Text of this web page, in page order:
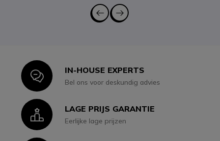
IconIN-HOUSE EXPERTS
Bel ons voor deskundig advies
IconLAGE PRIJS GARANTIE
Eerlijke lage prijzen